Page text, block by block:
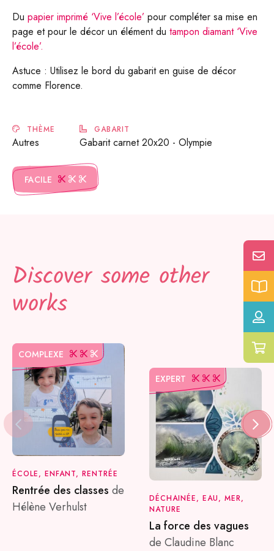
Du papier imprimé ‘Vive l’école’ pour compléter sa mise en
page et pour le décor un élément du tampon diamant ‘Vive
l’école’.
Astuce : Utilisez le bord du gabarit en guise de décor
comme Florence.
THÈME
Autres
GABARIT
Gabarit carnet 20x20 - Olympie
FACILE
Discover some other
works
COMPLEXE
ÉCOLE, ENFANT, RENTRÉE
Rentrée des classes de
Hélène Verhulst
EXPERT
DÉCHAINÉE, EAU, MER,
NATURE
La force des vagues
de Claudine Blanc